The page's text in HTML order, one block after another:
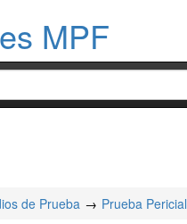
MPF
de Prueba Prueba Pericial